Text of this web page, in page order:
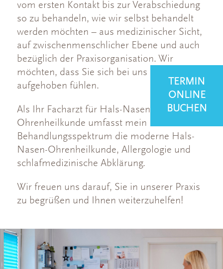
vom ersten Kontakt bis zur Verabschiedung
so zu behandeln, wie wir selbst behandelt
werden möchten – aus medizinischer Sicht,
auf zwischenmenschlicher Ebene und auch
bezüglich der Praxisorganisation. Wir
möchten, dass Sie sich bei uns gut
aufgehoben fühlen.
Als Ihr Facharzt für Hals-Nasen-
Ohrenheilkunde umfasst mein
Behandlungsspektrum die moderne Hals-
Nasen-Ohrenheilkunde, Allergologie und
schlafmedizinische Abklärung.
Wir freuen uns darauf, Sie in unserer Praxis
zu begrüßen und Ihnen weiterzuhelfen!
TERMIN
ONLINE
BUCHEN